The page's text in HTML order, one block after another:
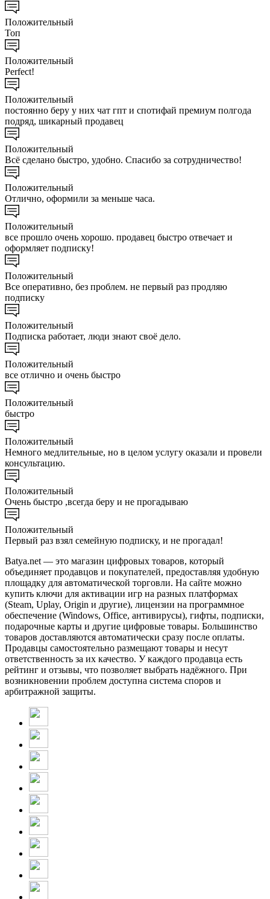
Положительный
Топ
Положительный
Perfect!
Положительный
постоянно беру у них чат гпт и спотифай премиум полгода
подряд, шикарный продавец
Положительный
Всё сделано быстро, удобно. Спасибо за сотрудничество!
Положительный
Отлично, оформили за меньше часа.
Положительный
все прошло очень хорошо. продавец быстро отвечает и
оформляет подписку!
Положительный
Все оперативно, без проблем. не первый раз продляю
подписку
Положительный
Подписка работает, люди знают своё дело.
Положительный
все отлично и очень быстро
Положительный
быстро
Положительный
Немного медлительные, но в целом услугу оказали и провели
консультацию.
Положительный
Очень быстро ,всегда беру и не прогадываю
Положительный
Первый раз взял семейную подписку, и не прогадал!
Batya.net — это магазин цифровых товаров, который
объединяет продавцов и покупателей, предоставляя удобную
площадку для автоматической торговли. На сайте можно
купить ключи для активации игр на разных платформах
(Steam, Uplay, Origin и другие), лицензии на программное
обеспечение (Windows, Office, антивирусы), гифты, подписки,
подарочные карты и другие цифровые товары. Большинство
товаров доставляются автоматически сразу после оплаты.
Продавцы самостоятельно размещают товары и несут
ответственность за их качество. У каждого продавца есть
рейтинг и отзывы, что позволяет выбрать надёжного. При
возникновении проблем доступна система споров и
арбитражной защиты.